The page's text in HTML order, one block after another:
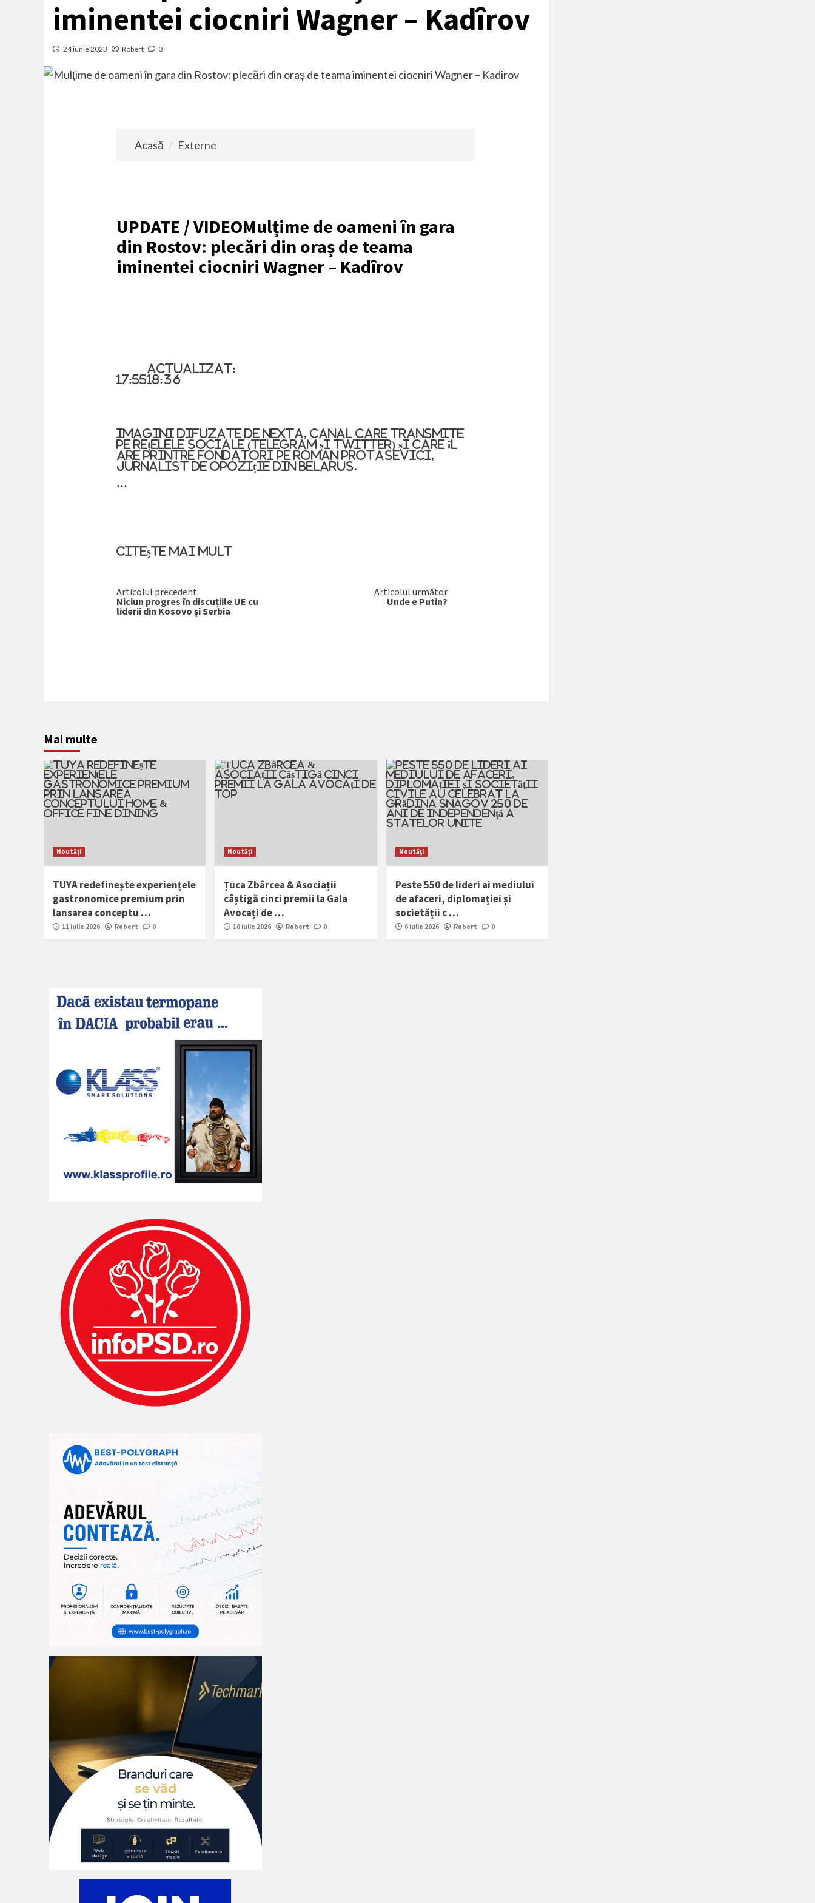
iminentei ciocniri Wagner – Kadîrov
24 iunie 2023 Robert 0
Acasă Externe
UPDATE / VIDEOMulțime de oameni în gara
din Rostov: plecări din oraș de teama
iminentei ciocniri Wagner – Kadîrov
17:55
actualizat:
18:36
Imagini difuzate de Nexta, canal care transmite
pe rețelele sociale (Telegram și Twitter) și care îl
are printre fondatori pe Roman Protasevici,
jurnalist de opoziție din Belarus.
…
Citeşte mai mult
Citește
mai
Articolul precedent
Niciun progres în discuțiile UE cu
liderii din Kosovo și Serbia
Articolul următor
Unde e Putin?
Mai multe
Noutăți
TUYA redefinește experiențele
gastronomice premium prin
lansarea conceptu …
11 iulie 2026 Robert 0
Noutăți
Țuca Zbârcea & Asociații
câștigă cinci premii la Gala
Avocați de …
10 iulie 2026 Robert 0
Noutăți
Peste 550 de lideri ai mediului
de afaceri, diplomației și
societății c …
6 iulie 2026 Robert 0